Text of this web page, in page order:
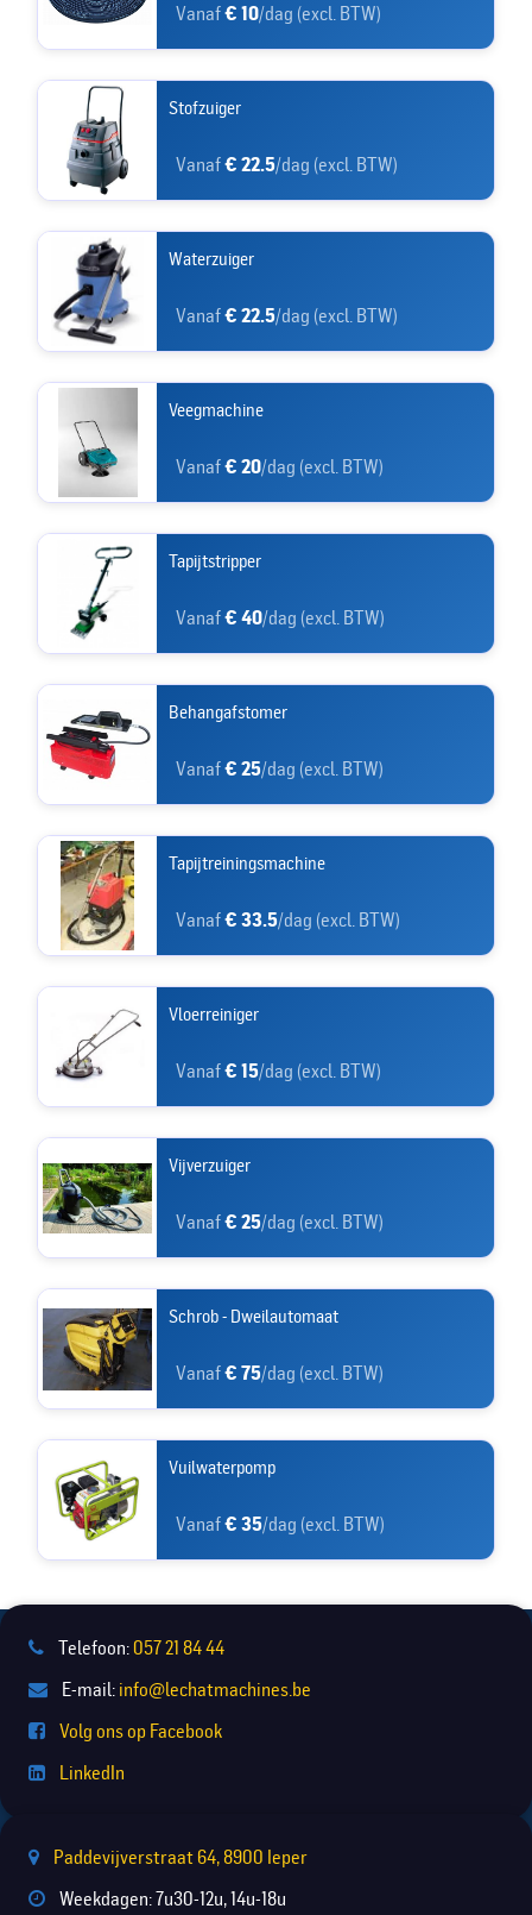
Vanaf€ 10/dag (excl. BTW)
Stofzuiger
Vanaf€ 22.5/dag (excl. BTW)
Waterzuiger
Vanaf€ 22.5/dag (excl. BTW)
Veegmachine
Vanaf€ 20/dag (excl. BTW)
Tapijtstripper
Vanaf€ 40/dag (excl. BTW)
Behangafstomer
Vanaf€ 25/dag (excl. BTW)
Tapijtreiningsmachine
Vanaf€ 33.5/dag (excl. BTW)
Vloerreiniger
Vanaf€ 15/dag (excl. BTW)
Vijverzuiger
Vanaf€ 25/dag (excl. BTW)
Schrob - Dweilautomaat
Vanaf€ 75/dag (excl. BTW)
Vuilwaterpomp
Vanaf€ 35/dag (excl. BTW)
Telefoon: 057 21 84 44
E-mail: info@lechatmachines.be
Volg ons op Facebook
LinkedIn
Paddevijverstraat 64, 8900 Ieper
Weekdagen: 7u30-12u, 14u-18u